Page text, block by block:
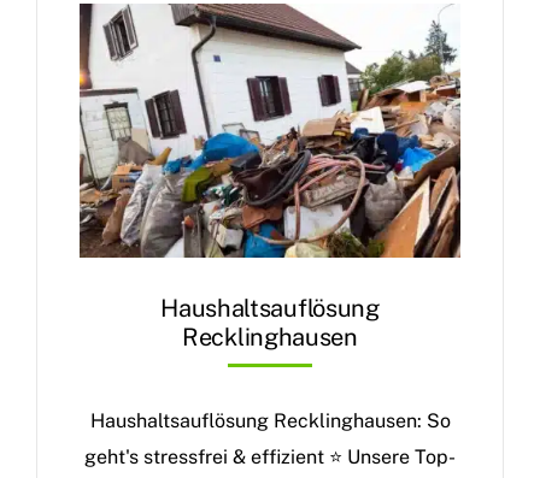
Haushaltsauflösung
Recklinghausen
Haushaltsauflösung Recklinghausen: So
geht's stressfrei & effizient ⭐ Unsere Top-